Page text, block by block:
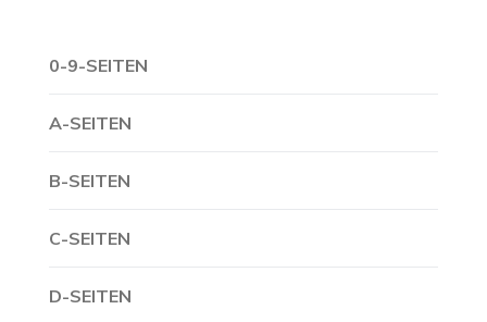
0-9-SEITEN
A-SEITEN
B-SEITEN
C-SEITEN
D-SEITEN